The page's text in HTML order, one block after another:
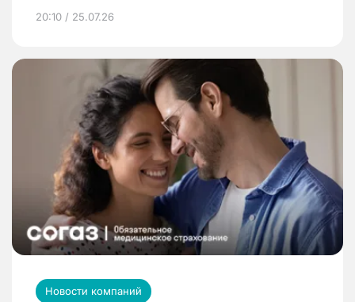
20:10 / 25.07.26
Новости компаний